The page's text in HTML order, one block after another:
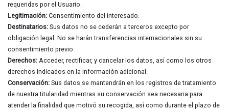
requeridas por el Usuario.
Legitimación: Consentimiento del interesado.
Destinatarios: Sus datos no se cederán a terceros excepto por
obligación legal. No se harán transferencias internacionales sin su
consentimiento previo.
Derechos: Acceder, rectificar, y cancelar los datos, así como los otros
derechos indicados en la información adicional.
Conservación: Sus datos se mantendrán en los registros de tratamiento
de nuestra titularidad mientras su conservación sea necesaria para
atender la finalidad que motivó su recogida, así como durante el plazo de